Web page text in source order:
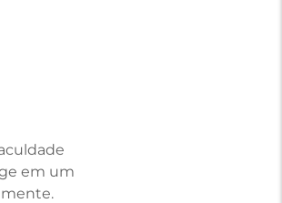
em um